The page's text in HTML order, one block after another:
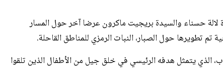
لالة حسناء والسيدة بريجيت ماكرون عرضا آخر حول المسار
تم تطويرها حول الصبار، النبات الرمزي للمناطق القاحلة.
الذي يتمثل هدفه الرئيسي في خلق جيل من الأطفال الذين تلقوا